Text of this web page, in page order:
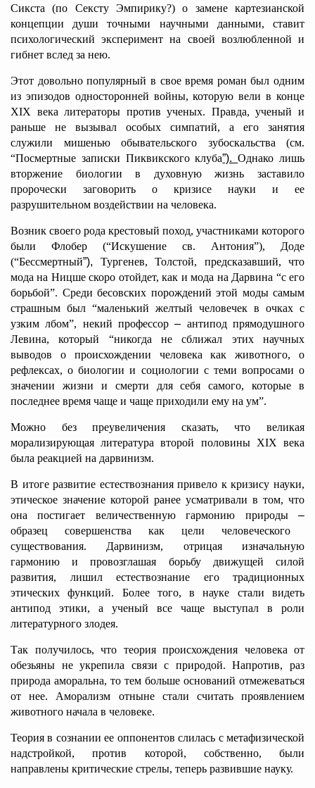
Сикста (по Сексту Эмпирику?) о замене картезианской
концепции души точными научными данными, ставит
психологический эксперимент на своей возлюбленной и
гибнет вслед за нею.
Этот довольно популярный в свое время роман был одним
из эпизодов односторонней войны, которую вели в конце
XIX века литераторы против ученых. Правда, ученый и
раньше не вызывал особых симпатий, а его занятия
служили мишенью обывательского зубоскальства (см.
“Посмертные записки Пиквикского клуба”).Однако лишь
вторжение биологии в духовную жизнь заставило
пророчески заговорить о кризисе науки и ее
разрушительном воздействии на человека.
Возник своего рода крестовый поход, участниками которого
были Флобер (“Искушение св. Антония”), Доде
(“Бессмертный”), Тургенев, Толстой, предсказавший, что
мода на Ницше скоро отойдет, как и мода на Дарвина “с его
борьбой”. Среди бесовских порождений этой моды самым
страшным был “маленький желтый человечек в очках с
узким лбом”, некий профессор– антипод прямодушного
Левина, который “никогда не сближал этих научных
выводов о происхождении человека как животного, о
рефлексах, о биологии и социологии с теми вопросами о
значении жизни и смерти для себя самого, которые в
последнее время чаще и чаще приходили ему на ум”.
Можно без преувеличения сказать, что великая
морализирующая литература второй половины XIX века
была реакцией на дарвинизм.
В итоге развитие естествознания привело к кризису науки,
этическое значение которой ранее усматривали в том, что
она постигает величественную гармонию природы –
образец совершенства как цели человеческого
существования. Дарвинизм, отрицая изначальную
гармонию и провозглашая борьбу движущей силой
развития, лишил естествознание его традиционных
этических функций. Более того, в науке стали видеть
антипод этики, а ученый все чаще выступал в роли
литературного злодея.
Так получилось, что теория происхождения человека от
обезьяны не укрепила связи с природой. Напротив, раз
природа аморальна, то тем больше оснований отмежеваться
от нее. Аморализм отныне стали считать проявлением
животного начала в человеке.
Теория в сознании ее оппонентов слилась с метафизической
надстройкой, против которой, собственно, были
направлены критические стрелы, теперь развившие науку.